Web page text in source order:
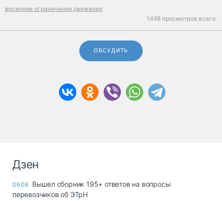
весенние ограничения движения
1498 просмотров всего.
ОБСУДИТЬ
Дзен
06.08 Вышел сборник 195+ ответов на вопросы
перевозчиков об ЭТрН